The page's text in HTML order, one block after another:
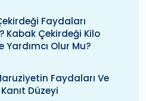
Faydaları
Kabak Çekirdeği Kilo
Yardımcı Olur Mu?
Faydaları Ve
Düzeyi